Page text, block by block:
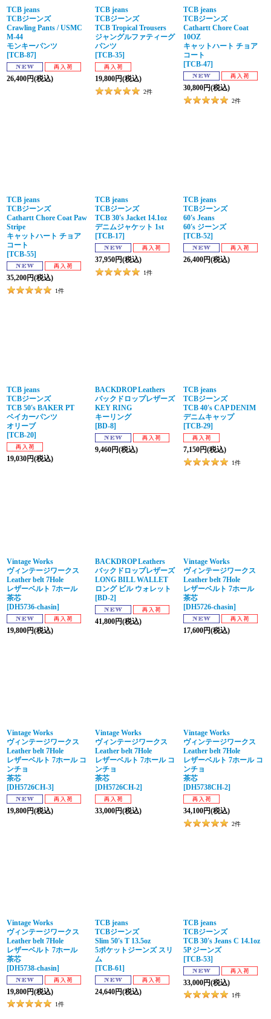
TCB jeans
TCBジーンズ
Crawling Pants / USMC
M-44
モンキーパンツ
[TCB-87]
26,400円(税込)
TCB jeans
TCBジーンズ
TCB Tropical Trousers
ジャングルファティーグ
パンツ
[TCB-35]
19,800円(税込)
2件
TCB jeans
TCBジーンズ
Cathartt Chore Coat
10OZ
キャットハート チョア
コート
[TCB-47]
30,800円(税込)
2件
TCB jeans
TCBジーンズ
Cathartt Chore Coat Paw
Stripe
キャットハート チョア
コート
[TCB-55]
35,200円(税込)
1件
TCB jeans
TCBジーンズ
TCB 30's Jacket 14.1oz
デニムジャケット 1st
[TCB-17]
37,950円(税込)
1件
TCB jeans
TCBジーンズ
60's Jeans
60's ジーンズ
[TCB-52]
26,400円(税込)
TCB jeans
TCBジーンズ
TCB 50's BAKER PT
ベイカーパンツ
オリーブ
[TCB-20]
19,030円(税込)
BACKDROP Leathers
バックドロップレザーズ
KEY RING
キーリング
[BD-8]
9,460円(税込)
TCB jeans
TCBジーンズ
TCB 40's CAP DENIM
デニムキャップ
[TCB-29]
7,150円(税込)
1件
Vintage Works
ヴィンテージワークス
Leather belt 7Hole
レザーベルト 7ホール
茶芯
[DH5736-chasin]
19,800円(税込)
BACKDROP Leathers
バックドロップレザーズ
LONG BILL WALLET
ロング ビル ウォレット
[BD-2]
41,800円(税込)
Vintage Works
ヴィンテージワークス
Leather belt 7Hole
レザーベルト 7ホール
茶芯
[DH5726-chasin]
17,600円(税込)
Vintage Works
ヴィンテージワークス
Leather belt 7Hole
レザーベルト 7ホール コ
ンチョ
茶芯
[DH5726CH-3]
19,800円(税込)
Vintage Works
ヴィンテージワークス
Leather belt 7Hole
レザーベルト 7ホール コ
ンチョ
茶芯
[DH5726CH-2]
33,000円(税込)
Vintage Works
ヴィンテージワークス
Leather belt 7Hole
レザーベルト 7ホール コ
ンチョ
茶芯
[DH5738CH-2]
34,100円(税込)
2件
Vintage Works
ヴィンテージワークス
Leather belt 7Hole
レザーベルト 7ホール
茶芯
[DH5738-chasin]
19,800円(税込)
1件
TCB jeans
TCBジーンズ
Slim 50's T 13.5oz
5ポケットジーンズ スリ
ム
[TCB-61]
24,640円(税込)
TCB jeans
TCBジーンズ
TCB 30's Jeans C 14.1oz
5P ジーンズ
[TCB-53]
33,000円(税込)
1件